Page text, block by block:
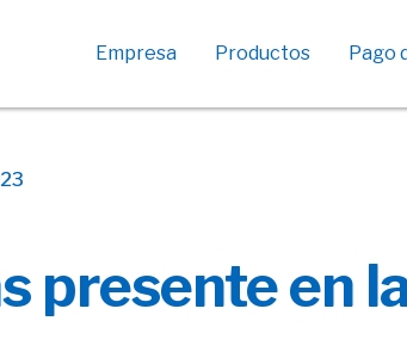
Empresa Productos
Crédito Subsidio INAC –
Pago
presente en